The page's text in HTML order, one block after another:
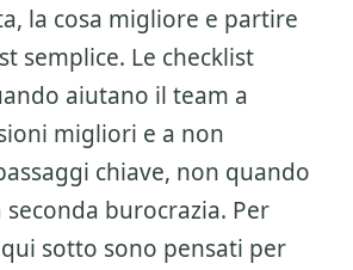
la cosa migliore e partire
semplice. Le checklist
aiutano il team a
migliori e a non
chiave, non quando
burocrazia. Per
sotto sono pensati per